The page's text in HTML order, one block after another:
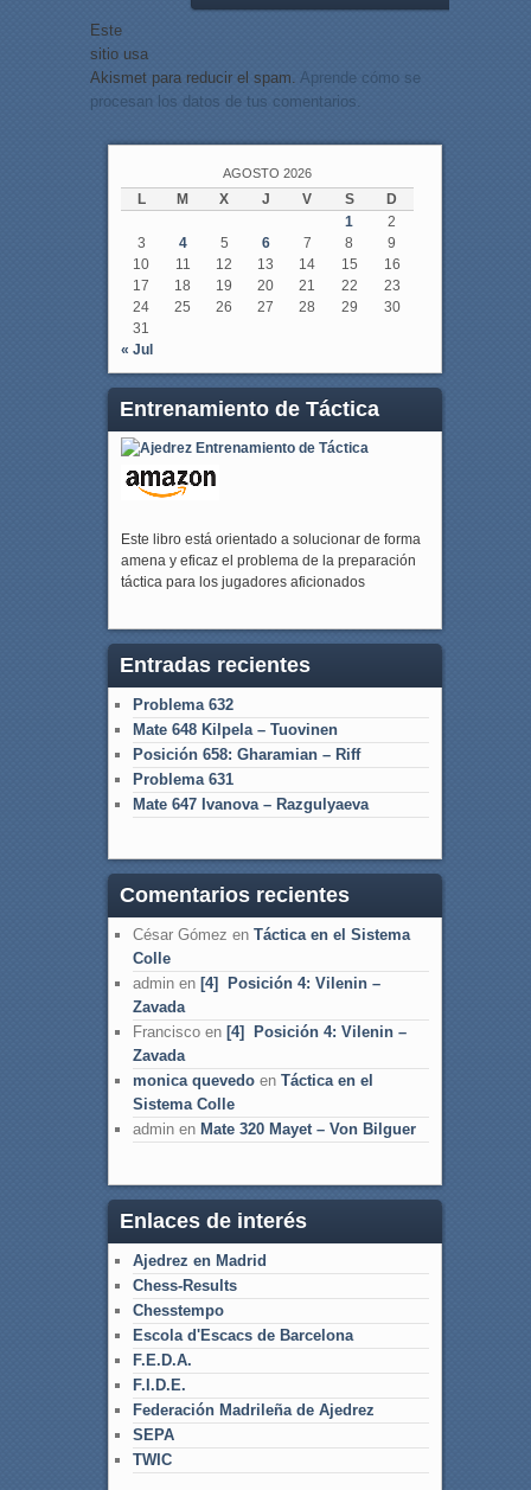
Este
sitio usa
Akismet para reducir el spam. Aprende cómo se
procesan los datos de tus comentarios.
AGOSTO 2026
L M X J V S
D
1
2
3
4 5 6 7 8
9
10
11 12 13 14 15
16
17
18 19 20 21 22
23
24
25 26 27 28 29
30
31
« Jul
Entrenamiento de Táctica
Este libro está orientado a solucionar de forma
amena y eficaz el problema de la preparación
táctica para los jugadores aficionados
Entradas recientes
Problema 632
Mate 648 Kilpela – Tuovinen
Posición 658: Gharamian – Riff
Problema 631
Mate 647 Ivanova – Razgulyaeva
Comentarios recientes
César Gómez en Táctica en el Sistema
Colle
adminen [4] Posición 4: Vilenin –
Zavada
Franciscoen [4] Posición 4: Vilenin –
Zavada
monica quevedoen Táctica en el
Sistema Colle
adminen Mate 320 Mayet – Von Bilguer
Enlaces de interés
Ajedrez en Madrid
Chess-Results
Chesstempo
Escola d'Escacs de Barcelona
F.E.D.A.
F.I.D.E.
Federación Madrileña de Ajedrez
SEPA
TWIC